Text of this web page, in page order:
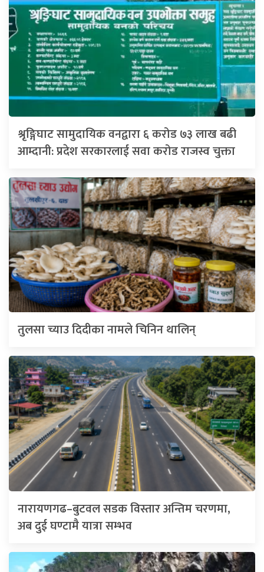
श्रृङ्गिघाट सामुदायिक वनद्वारा ६ करोड ७३ लाख बढी
आम्दानी: प्रदेश सरकारलाई सवा करोड राजस्व चुक्ता
तुलसा च्याउ दिदीका नामले चिनिन थालिन्
नारायणगढ–बुटवल सडक विस्तार अन्तिम चरणमा,
अब दुई घण्टामै यात्रा सम्भव